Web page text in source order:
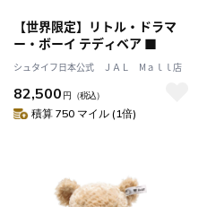
【世界限定】リトル・ドラマ
ー・ボーイ テディベア ■
シュタイフ日本公式 ＪＡＬ Mａｌｌ店
82,500 円 （税込）
積算 750 マイル (1倍)